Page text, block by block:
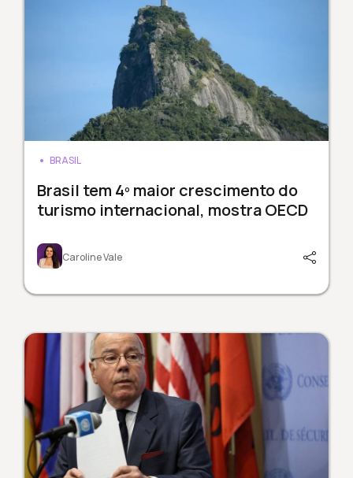
BRASIL
Brasil tem 4º maior crescimento do
turismo internacional, mostra OECD
Caroline Vale